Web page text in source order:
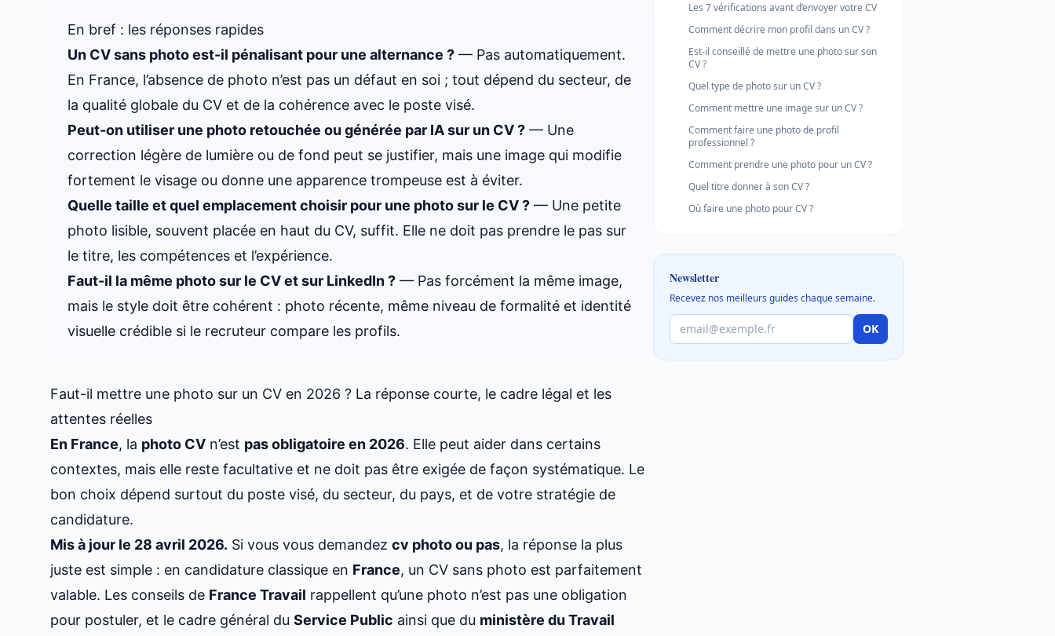
En bref : les réponses rapides
Un CV sans photo est-il pénalisant pour une alternance ? — Pas automatiquement.
En France, l’absence de photo n’est pas un défaut en soi ; tout dépend du secteur, de
la qualité globale du CV et de la cohérence avec le poste visé.
Peut-on utiliser une photo retouchée ou générée par IA sur un CV ? — Une
correction légère de lumière ou de fond peut se justifier, mais une image qui modifie
fortement le visage ou donne une apparence trompeuse est à éviter.
Quelle taille et quel emplacement choisir pour une photo sur le CV ? — Une petite
photo lisible, souvent placée en haut du CV, suffit. Elle ne doit pas prendre le pas sur
le titre, les compétences et l’expérience.
Faut-il la même photo sur le CV et sur LinkedIn ? — Pas forcément la même image,
mais le style doit être cohérent : photo récente, même niveau de formalité et identité
visuelle crédible si le recruteur compare les profils.
Faut-il mettre une photo sur un CV en 2026 ? La réponse courte, le cadre légal et les
attentes réelles
En France, la photo CV n’est pas obligatoire en 2026. Elle peut aider dans certains
contextes, mais elle reste facultative et ne doit pas être exigée de façon systématique. Le
bon choix dépend surtout du poste visé, du secteur, du pays, et de votre stratégie de
candidature.
Mis à jour le 28 avril 2026. Si vous vous demandez cv photo ou pas, la réponse la plus
juste est simple : en candidature classique en France, un CV sans photo est parfaitement
valable. Les conseils de France Travail rappellent qu’une photo n’est pas une obligation
pour postuler, et le cadre général du Service Public ainsi que du ministère du Travail
Les 7 vérifications avant d’envoyer votre CV
Comment décrire mon profil dans un CV ?
Est-il conseillé de mettre une photo sur son
CV ?
Quel type de photo sur un CV ?
Comment mettre une image sur un CV ?
Comment faire une photo de profil
professionnel ?
Comment prendre une photo pour un CV ?
Quel titre donner à son CV ?
Où faire une photo pour CV ?
Newsletter
Recevez nos meilleurs guides chaque semaine.
OK